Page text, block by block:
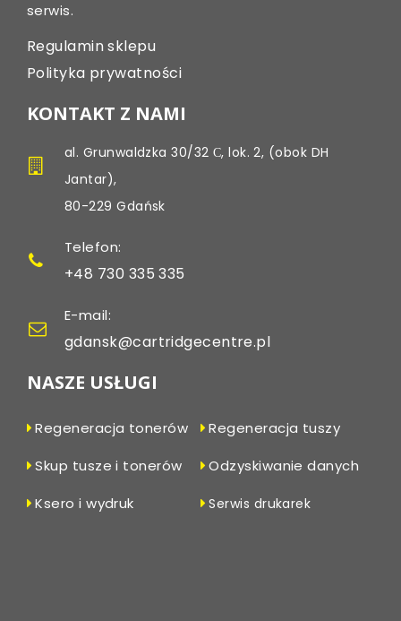
serwis.
Regulamin sklepu
Polityka prywatności
KONTAKT Z NAMI
al. Grunwaldzka 30/32 С, lok. 2, (obok DH
Jantar),
80-229 Gdańsk
Telefon:
+48 730 335 335
E-mail:
gdansk@cartridgecentre.pl
NASZE USŁUGI
Regeneracja tonerów
Regeneracja tuszy
Skup tusze i tonerów
Odzyskiwanie danych
Ksero i wydruk
Serwis drukarek